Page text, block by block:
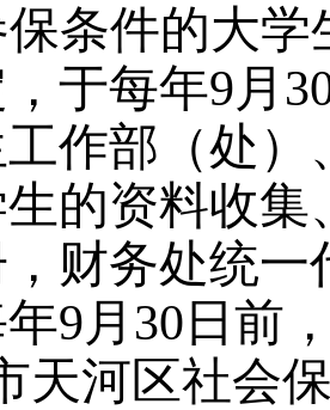
条件的大
于每年9月
作部（处
的资料收
财务处统
9月 30 日前
天河区社会